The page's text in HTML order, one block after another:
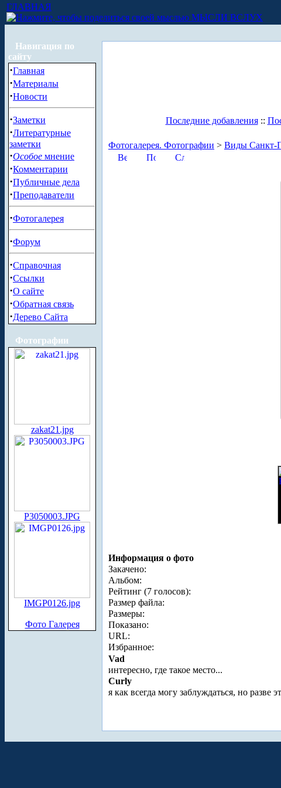
ГЛАВНАЯ
МЫСЛИ ВСЛУХ
Навигация по
сайту
·Главная
·Материалы
·Новости
·Заметки
·Литературные
заметки
·Особое мнение
·Комментарии
·Публичные дела
·Преподаватели
·Фотогалерея
·Форум
·Справочная
·Ссылки
·О сайте
·Обратная связь
·Дерево Сайта
Фотографии
zakat21.jpg
P3050003.JPG
IMGP0126.jpg
Фото Галерея
Последние добавления::
Фотогалерея. Фотографии > Виды Санкт-
Информация о фото
Закачено:
Альбом:
Рейтинг (7 голосов):
Размер файла:
Размеры:
Показано:
URL:
Избранное:
Vad
интересно, где такое место...
Curly
я как всегда могу заблуждаться, но